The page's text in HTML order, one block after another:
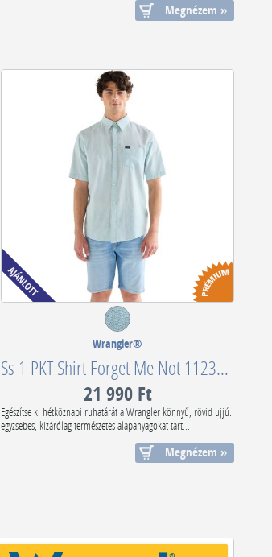
Megnézem »
Wrangler®
Ss 1 PKT Shirt Forget Me Not 112378046
21 990 Ft
Egészítse ki hétköznapi ruhatárát a Wrangler könnyű, rövid ujjú.
egyzsebes, kizárólag természetes alapanyagokat tart...
Megnézem »